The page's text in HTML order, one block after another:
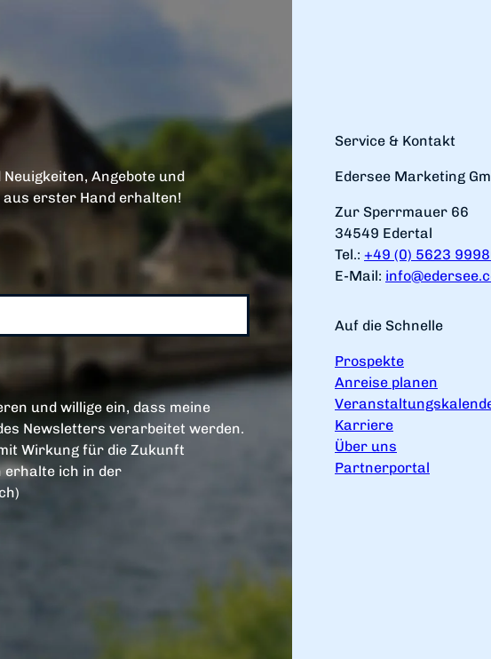
Angebote und
aus erster Hand erhalten!
und willige ein, dass meine
Newsletters verarbeitet werden.
Wirkung für die Zukunft
ich in der
Service & Kontakt
Edersee Marketing
Zur Sperrmauer 66
34549 Edertal
Tel.: +49 (0) 5623
E-Mail:
Auf die Schnelle
Prospekte
Anreise planen
Karriere
Über uns
Partnerportal